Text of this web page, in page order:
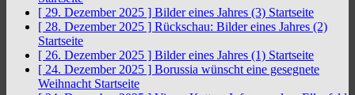
[ 29. Dezember 2025 ] Bilder eines Jahres (3) Startseite
[ 28. Dezember 2025 ] Rückschau: Bilder eines Jahres (2)
Startseite
[ 26. Dezember 2025 ] Bilder eines Jahres (1) Startseite
[ 24. Dezember 2025 ] Borussia wünscht eine gesegnete
Weihnacht Startseite